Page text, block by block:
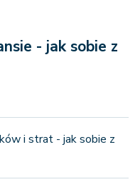
- jak sobie z
i strat - jak sobie z